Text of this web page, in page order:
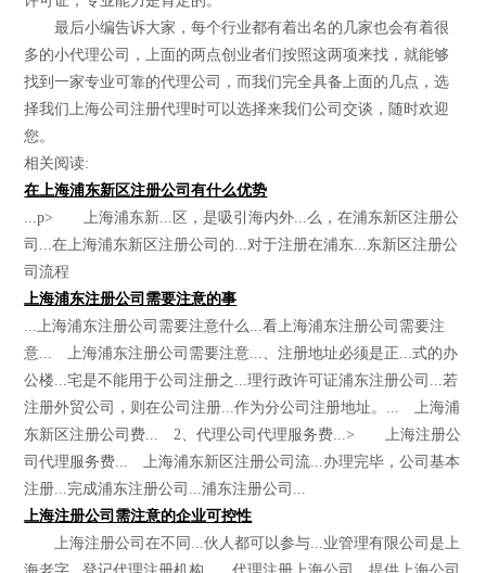
最后小编告诉大家，每个行业都有着出名的几家也会有着很
多的小代理公司，上面的两点创业者们按照这两项来找，就能够
找到一家专业可靠的代理公司，而我们完全具备上面的几点，选
择我们上海公司注册代理时可以选择来我们公司交谈，随时欢迎
您。
相关阅读:
在上海浦东新区注册公司有什么优势
...p> 上海浦东新...区，是吸引海内外...么，在浦东新区注册公
司...在上海浦东新区注册公司的...对于注册在浦东...东新区注册公
司流程
上海浦东注册公司需要注意的事
...上海浦东注册公司需要注意什么...看上海浦东注册公司需要注
意... 上海浦东注册公司需要注意...、注册地址必须是正...式的办
公楼...宅是不能用于公司注册之...理行政许可证浦东注册公司...若
注册外贸公司，则在公司注册...作为分公司注册地址。... 上海浦
东新区注册公司费... 2、代理公司代理服务费...> 上海注册公
司代理服务费... 上海浦东新区注册公司流...办理完毕，公司基本
注册...完成浦东注册公司...浦东注册公司...
上海注册公司需注意的企业可控性
上海注册公司在不同...伙人都可以参与...业管理有限公司是上